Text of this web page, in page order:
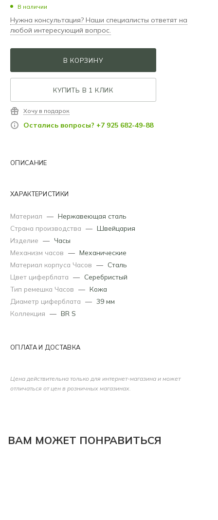
В наличии
Нужна консультация? Наши специалисты ответят на
любой интересующий вопрос.
В КОРЗИНУ
КУПИТЬ В 1 КЛИК
Хочу в подарок
Остались вопросы? +7 925 682-49-88
ОПИСАНИЕ
ХАРАКТЕРИСТИКИ
Материал — Нержавеющая сталь
Страна производства — Швейцария
Изделие — Часы
Механизм часов — Механические
Материал корпуса Часов — Сталь
Цвет циферблата — Серебристый
Тип ремешка Часов — Кожа
Диаметр циферблата — 39 мм
Коллекция — BR S
ОПЛАТА И ДОСТАВКА
Цена действительна только для интернет-магазина и может
отличаться от цен в розничных магазинах.
ВАМ МОЖЕТ ПОНРАВИТЬСЯ